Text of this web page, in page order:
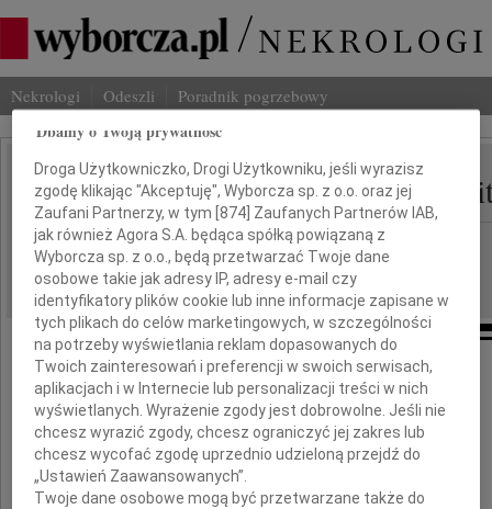
Nekrologi Odeszli Poradnik pogrzebowy
IMIĘ I NAZWISKO: Krzysztof Teodor
REGION: cała Polska
DATA EMISJI: 01.04.2010
Dnia 30 marca 2010 roku
w wieku 77 lat
zmarł
Dbamy o Twoją prywatność
Droga Użytkowniczko, Drogi Użytkowniku, jeśli wyrazisz
zgodę klikając "Akceptuję", Wyborcza sp. z o.o. oraz jej
Zaufani Partnerzy, w tym [874 ] Zaufanych Partnerów IAB,
jak również Agora S.A. będąca spółką powiązaną z
Wyborcza sp. z o.o., będą przetwarzać Twoje dane
osobowe takie jak adresy IP, adresy e-mail czy
identyfikatory plików cookie lub inne informacje zapisane w
tych plikach do celów marketingowych, w szczególności
na potrzeby wyświetlania reklam dopasowanych do
Twoich zainteresowań i preferencji w swoich serwisach,
aplikacjach i w Internecie lub personalizacji treści w nich
wyświetlanych. Wyrażenie zgody jest dobrowolne. Jeśli nie
chcesz wyrazić zgody, chcesz ograniczyć jej zakres lub
chcesz wycofać zgodę uprzednio udzieloną przejdź do
„Ustawień Zaawansowanych”.
Twoje dane osobowe mogą być przetwarzane także do